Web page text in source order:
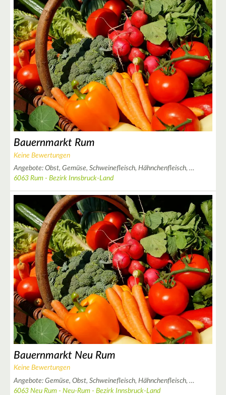
Bauernmarkt Rum
Keine Bewertungen
Angebote: Obst, Gemüse, Schweinefleisch, Hähnchenfleisch, …
6063 Rum - Bezirk Innsbruck-Land
Bauernmarkt Neu Rum
Keine Bewertungen
Angebote: Gemüse, Obst, Schweinefleisch, Hähnchenfleisch, …
6063 Neu Rum - Neu-Rum - Bezirk Innsbruck-Land
3
4